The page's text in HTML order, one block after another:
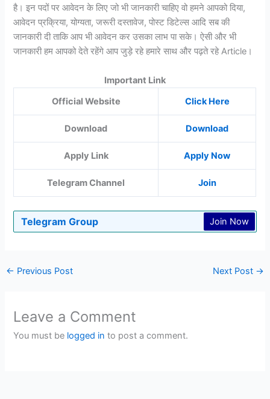
है। इन पदों पर आवेदन के लिए जो भी जानकारी चाहिए वो हमने आपको दिया,
आवेदन प्रक्रिया, योग्यता, जरूरी दस्तावेज, पोस्ट डिटेल्स आदि सब की
जानकारी दी ताकि आप भी आवेदन कर उसका लाभ पा सके। ऐसी और भी
जानकारी हम आपको देते रहेंगे आप जुड़े रहे हमारे साथ और पढ़ते रहे Article।
Important Link
Official Website
Click Here
Download Download
Apply Link Apply Now
Telegram Channel Join
Telegram Group Join Now
← Previous Post Next Post →
Leave a Comment
You must be logged in to post a comment.